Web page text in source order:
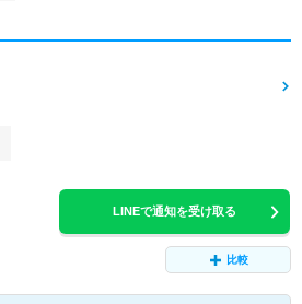
LINEで通知を受け取る
比較